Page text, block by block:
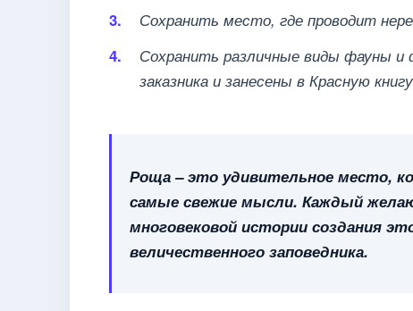
Сохранить место, где проводит
Сохранить различные виды фауны
заказника и занесены в Красную
Роща – это удивительное место,
самые свежие мысли. Каждый
многовековой истории создания
величественного заповедника.